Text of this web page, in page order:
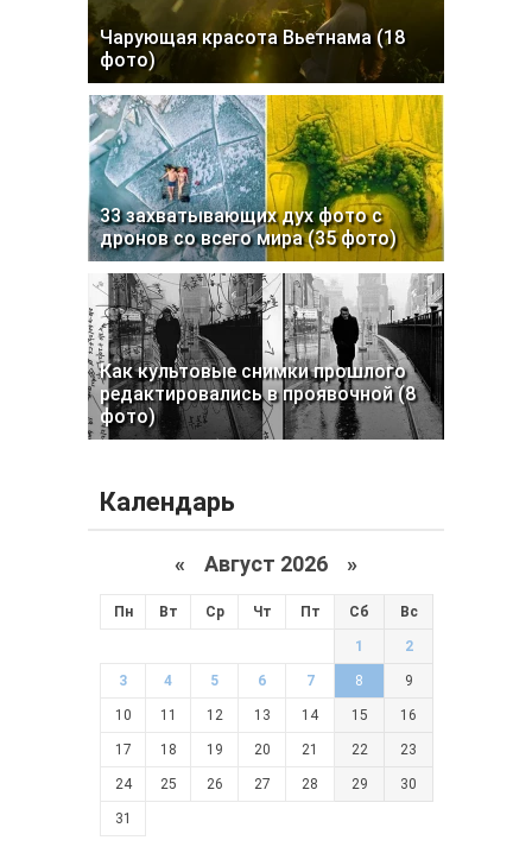
Чарующая красота Вьетнама (18
фото)
33 захватывающих дух фото с
дронов со всего мира (35 фото)
Как культовые снимки прошлого
редактировались в проявочной (8
фото)
Календарь
« Август 2026 »
Пн Вт Ср Чт Пт Сб Вс
1 2
3 4 5 6 7 8 9
10 11 12 13 14 15 16
17 18 19 20 21 22 23
24 25 26 27 28 29 30
31